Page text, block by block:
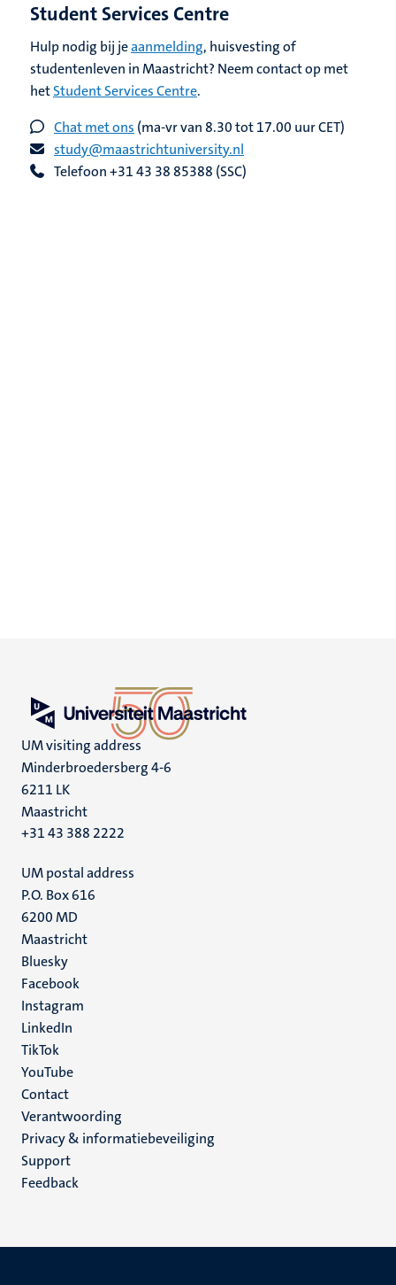
Student Services Centre
Hulp nodig bij jeaanmelding, huisvesting of
studentenleven in Maastricht? Neem contact op met
hetStudent Services Centre.
Chat met ons (ma-vr van 8.30 tot 17.00 uur CET)
study@maastrichtuniversity.nl
Telefoon +31 43 38 85388 (SSC)
UM visiting address
Minderbroedersberg 4-6
6211 LK
Maastricht
+31 43 388 2222
UM postal address
P.O. Box 616
6200 MD
Maastricht
Social
media
Bluesky
Facebook
Instagram
LinkedIn
TikTok
YouTube
Menu
footer
(NL)
Contact
Verantwoording
Privacy & informatiebeveiliging
Support
Feedback